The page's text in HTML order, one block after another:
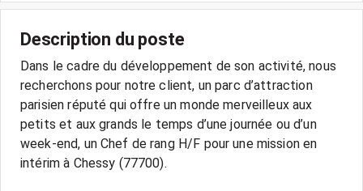
Description du poste
Dans le cadre du développement de son activité, nous
recherchons pour notre client, un parc d’attraction
parisien réputé qui offre un monde merveilleux aux
petits et aux grands le temps d’une journée ou d’un
week-end, un Chef de rang H/F pour une mission en
intérim à Chessy (77700).